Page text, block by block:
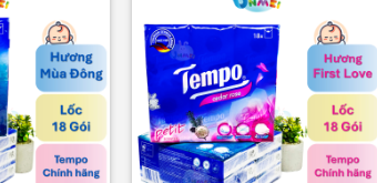
nhiều
biến
thể.
Các
tùy
chọn
có